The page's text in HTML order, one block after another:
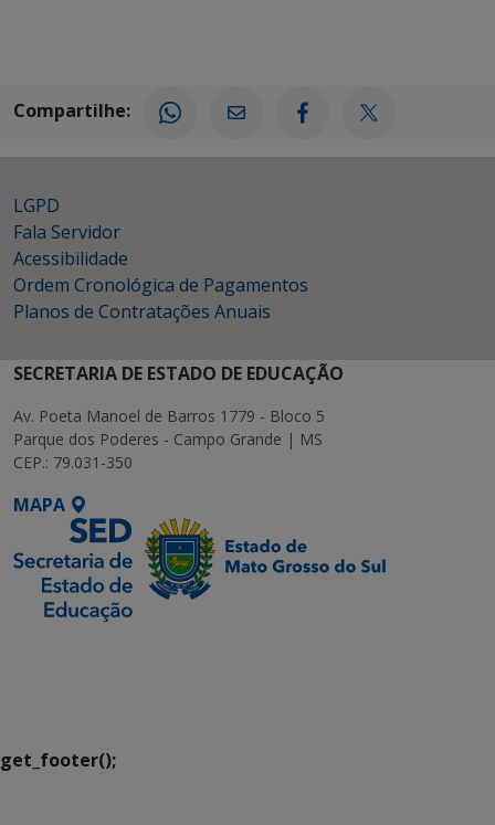
Compartilhe:
LGPD
Fala Servidor
Acessibilidade
Ordem Cronológica de Pagamentos
Planos de Contratações Anuais
SECRETARIA DE ESTADO DE EDUCAÇÃO
Av. Poeta Manoel de Barros 1779 - Bloco 5
Parque dos Poderes - Campo Grande | MS
CEP.: 79.031-350
MAPA
get_footer();